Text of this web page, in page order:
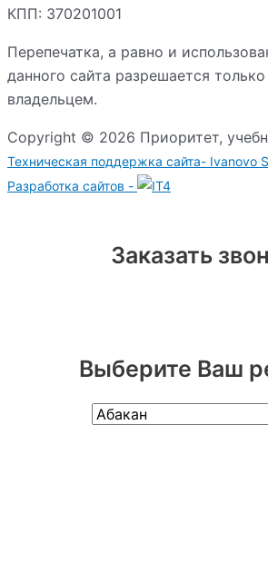
КПП: 370201001
Перепечатка, а равно и
данного сайта разрешается
владельцем.
Copyright © 2026 Приоритет,
Техническая поддержка сайта- Ivanovo
Разработка сайтов -
Заказать
Выберите Ваш